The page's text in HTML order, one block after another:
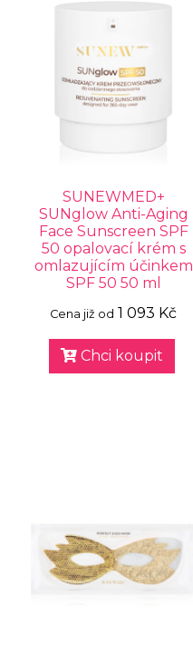
SUNEWMED+
SUNglow Anti-Aging
Face Sunscreen SPF
50 opalovací krém s
omlazujícím účinkem
SPF 50 50 ml
Cena již od 1 093 Kč
Chci koupit